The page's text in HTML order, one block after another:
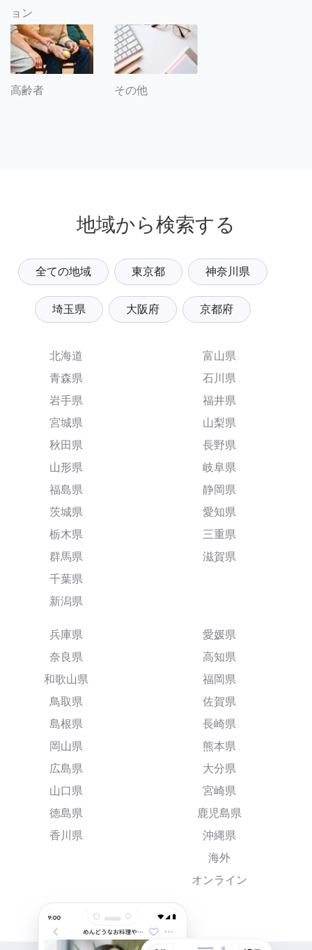
ョン
高齢者 その他
地域から検索する
全ての地域 東京都 神奈川県
埼玉県 大阪府 京都府
北海道
青森県
岩手県
宮城県
秋田県
山形県
福島県
茨城県
栃木県
群馬県
千葉県
新潟県
富山県
石川県
福井県
山梨県
長野県
岐阜県
静岡県
愛知県
三重県
滋賀県
兵庫県
奈良県
和歌山県
鳥取県
島根県
岡山県
広島県
山口県
徳島県
香川県
愛媛県
高知県
福岡県
佐賀県
長崎県
熊本県
大分県
宮崎県
鹿児島県
沖縄県
海外
オンライン